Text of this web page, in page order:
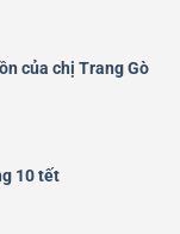
của chị Trang Gò
10 tết